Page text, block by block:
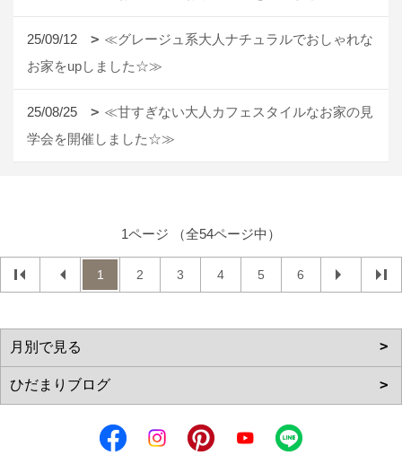
25/09/12
≪グレージュ系大人ナチュラルでおしゃれな
お家をupしました☆≫
25/08/25
≪甘すぎない大人カフェスタイルなお家の見
学会を開催しました☆≫
1ページ （全54ページ中）
1 2 3 4 5 6